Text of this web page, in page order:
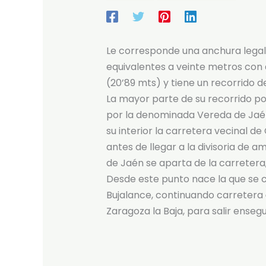
Le corresponde una anchura
equivalentes a veinte metros
(20’89 mts) y tiene un recorrido
La mayor parte de su recorrido
por la denominada Vereda de
su interior la carretera vecinal de
antes de llegar a la divisoria de
de Jaén se aparta de la
Desde este punto nace la que se
Bujalance, continuando
Zaragoza la Baja, para salir